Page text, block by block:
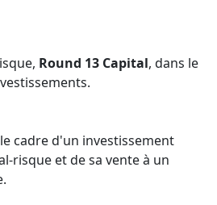
Round 13 Capital, dans le
cadre d'un investissement
risque et de sa vente à un